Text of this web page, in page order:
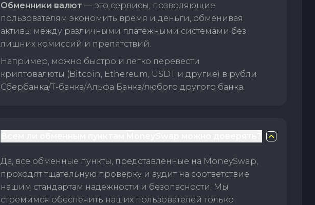
Обменники валют — это сервисы, позволяющие
пользователям экономить время и деньги, обменивая
активы между различными платежными системами без
лишних комиссий и препятствий.
Например, можно быстро и легко перевести
криптовалюты (Bitcoin, Ethereum, USDT и другие) в рубли
Сбербанка/Т-банка/Альфа Банка/любого другого банка.
Да, все обменные пункты, представленные на MoneySwap,
проходят тщательную проверку и аудит на соответствие
нашим стандартам надежности и безопасности. Мы
стремимся обеспечить наших пользователей только